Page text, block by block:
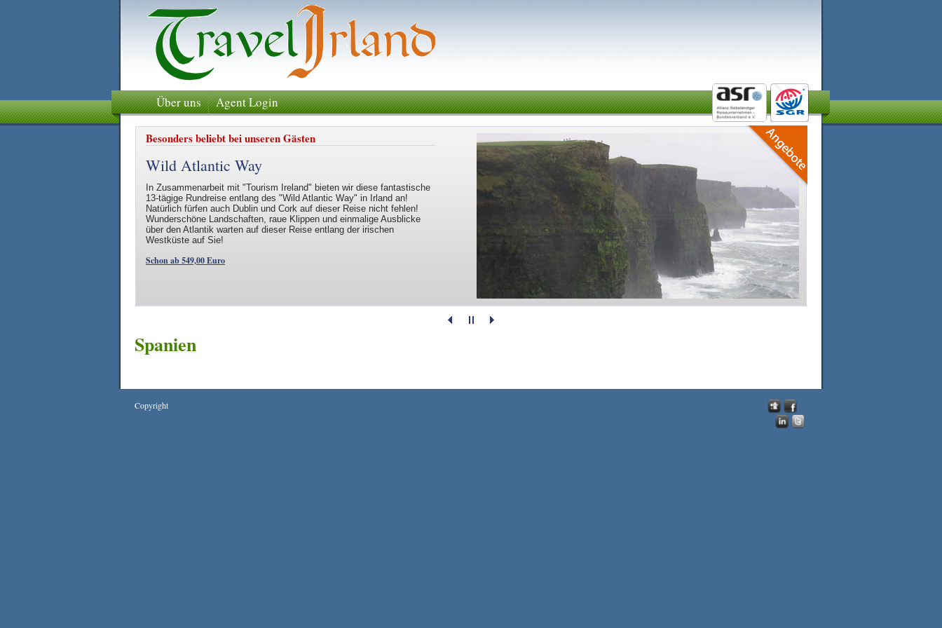
Über uns Agent Login
Besonders beliebt bei unseren Gästen
Wild Atlantic Way
In Zusammenarbeit mit "Tourism Ireland" bieten wir diese fantastische
13-tägige Rundreise entlang des "Wild Atlantic Way" in Irland an!
Natürlich fürfen auch Dublin und Cork auf dieser Reise nicht fehlen!
Wunderschöne Landschaften, raue Klippen und einmalige Ausblicke
über den Atlantik warten auf dieser Reise entlang der irischen
Westküste auf Sie!
Schon ab 549,00 Euro
Spanien
Copyright